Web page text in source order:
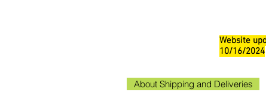
Website
10/16/2024
About Shipping and Deliveries